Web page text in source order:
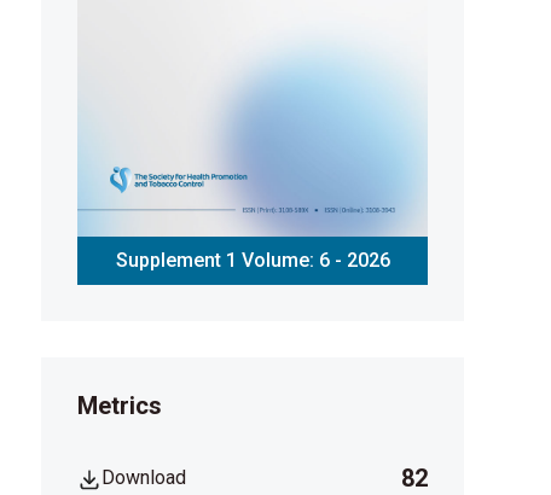
Supplement 1 Volume: 6 - 2026
Metrics
Download 82